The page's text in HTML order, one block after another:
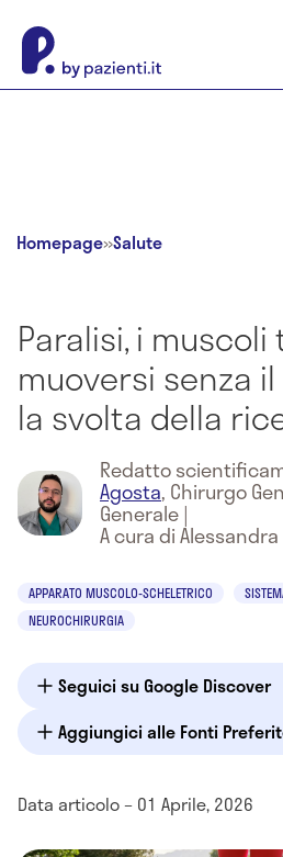
Homepage»Salute
Paralisi, i
muoversi senza
la svolta della
Redatto
Agosta, Chirurgo
Generale|
A cura di
APPARATO MUSCOLO-SCHELETRICO
NEUROCHIRURGIA
Seguici su Google Discover
Aggiungici alle Fonti
Data articolo – 01 Aprile, 2026